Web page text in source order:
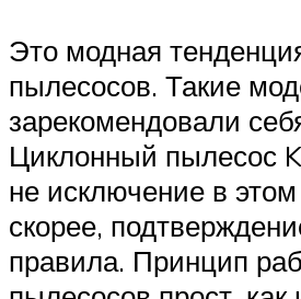
Это модная
пылесосов. Такие
зарекомендовали
Циклонный пылесос
не исключение в
скорее,
правила. Принцип